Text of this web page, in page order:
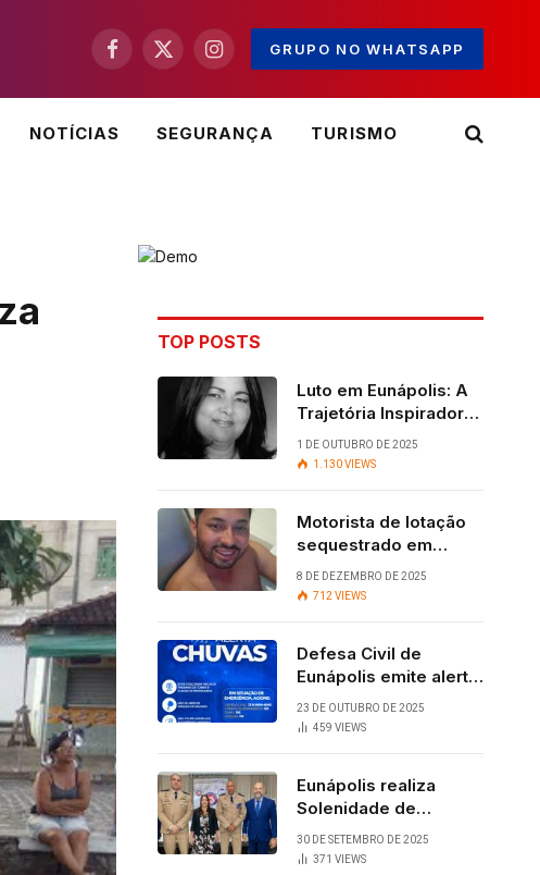
Facebook
X
Instagram
GRUPO NO WHATSAPP
NOTÍCIAS SEGURANÇA TURISMO
TOP POSTS
Luto em Eunápolis: A
Trajetória Inspiradora
da ex-vereadora Ruth
Contadora
1 DE OUTUBRO DE 2025
1.130VIEWS
Motorista de lotação
sequestrado em
Eunápolis é
encontrado com vida
8 DE DEZEMBRO DE 2025
712 VIEWS
Defesa Civil de
Eunápolis emite alerta
para chuvas
23 DE OUTUBRO DE 2025
459 VIEWS
Eunápolis realiza
Solenidade de
Assunção do 28º
BPM, conquista
30 DE SETEMBRO DE 2025
371 VIEWS